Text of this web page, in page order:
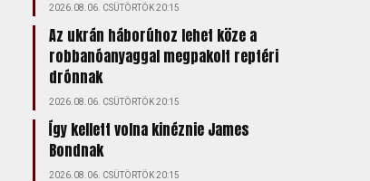
2026.08.06. CSÜTÖRTÖK 20:15
Az ukrán háborúhoz lehet köze a
robbanóanyaggal megpakolt reptéri
drónnak
2026.08.06. CSÜTÖRTÖK 20:15
Így kellett volna kinéznie James
Bondnak
2026.08.06. CSÜTÖRTÖK 20:15